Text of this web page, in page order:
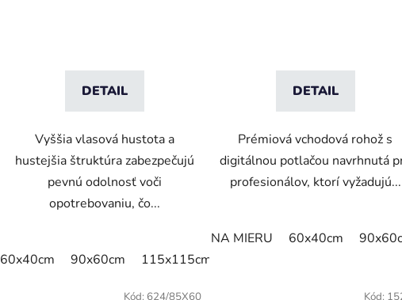
DETAIL
Vyššia vlasová hustota a
hustejšia štruktúra zabezpečujú
pevnú odolnosť voči
opotrebovaniu, čo...
60x40cm 90x60cm 115x115cm
DETAIL
Prémiová vchodová rohož s
digitálnou potlačou navrhnutá
profesionálov, ktorí vyžadujú...
NA MIERU 60x40cm
Kód: 624/85X60 Kód: